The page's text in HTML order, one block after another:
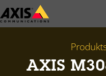
Zum
Hauptinhalt
AXIS